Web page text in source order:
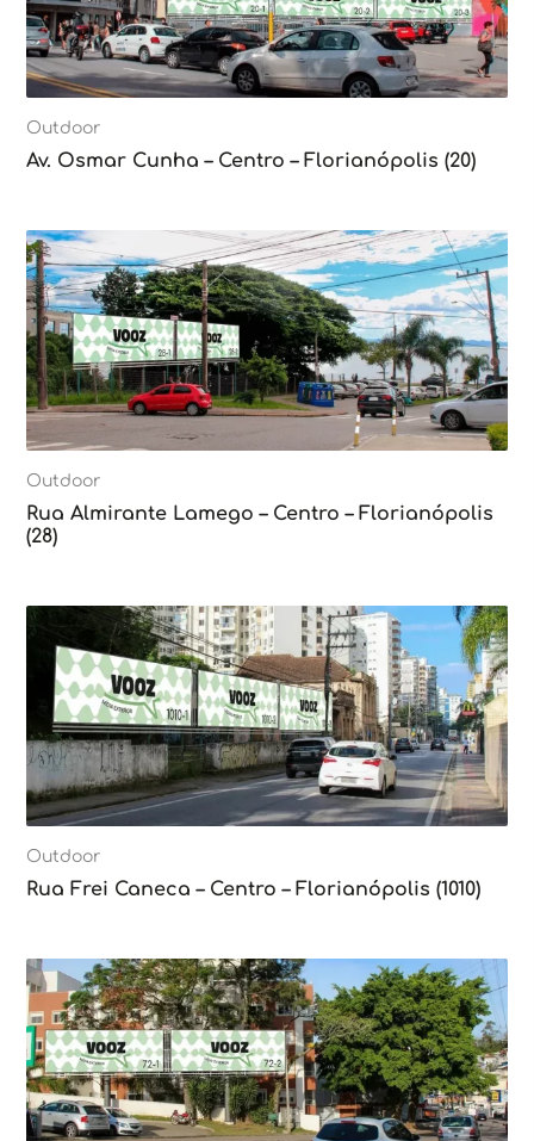
Outdoor
Av. Osmar Cunha – Centro – Florianópolis (20)
Outdoor
Rua Almirante Lamego – Centro – Florianópolis
(28)
Outdoor
Rua Frei Caneca – Centro – Florianópolis (1010)